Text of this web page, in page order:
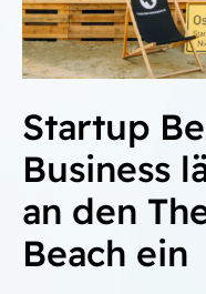
Startup
Business
an den
Beach ein